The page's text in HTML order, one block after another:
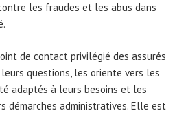
les fraudes et les abus dans
de contact privilégié des assurés
questions, les oriente vers les
adaptés à leurs besoins et les
démarches administratives. Elle est